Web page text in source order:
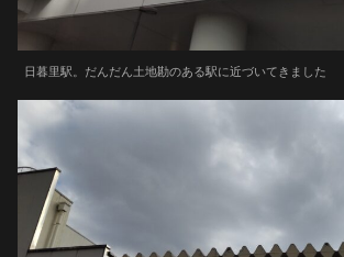
日暮里駅。だんだん土地勘のある駅に近づいてきました